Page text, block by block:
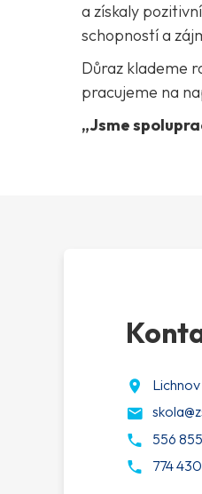
a získaly
schopností a
Důraz klademe
pracujeme na
„Jsme
556
774